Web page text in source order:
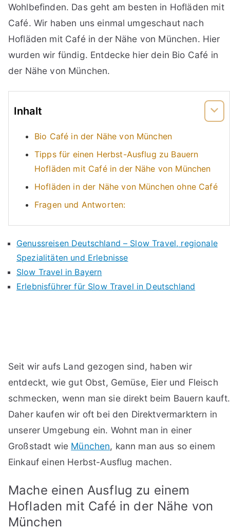
Wohlbefinden. Das geht am besten in Hofläden mit
Café. Wir haben uns einmal umgeschaut nach
Hofläden mit Café in der Nähe von München. Hier
wurden wir fündig. Entdecke hier dein Bio Café in
der Nähe von München.
Inhalt
Bio Café in der Nähe von München
Tipps für einen Herbst-Ausflug zu Bauern
Hofläden mit Café in der Nähe von München
Hofläden in der Nähe von München ohne Café
Fragen und Antworten:
Genussreisen Deutschland – Slow Travel, regionale
Spezialitäten und Erlebnisse
Slow Travel in Bayern
Erlebnisführer für Slow Travel in Deutschland
Seit wir aufs Land gezogen sind, haben wir
entdeckt, wie gut Obst, Gemüse, Eier und Fleisch
schmecken, wenn man sie direkt beim Bauern kauft.
Daher kaufen wir oft bei den Direktvermarktern in
unserer Umgebung ein. Wohnt man in einer
Großstadt wie München, kann man aus so einem
Einkauf einen Herbst-Ausflug machen.
Mache einen Ausflug zu einem
Hofladen mit Café in der Nähe von
München